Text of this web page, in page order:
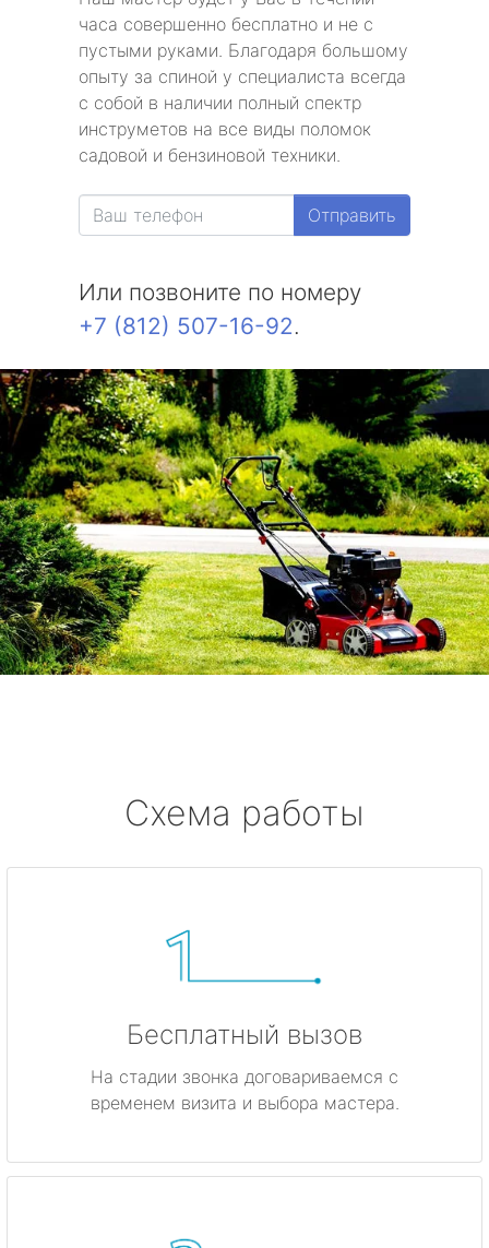
часа совершенно бесплатно и не с
пустыми руками. Благодаря большому
опыту за спиной у специалиста всегда
с собой в наличии полный спектр
инструметов на все виды поломок
садовой и бензиновой техники.
Отправить
Или позвоните по номеру
+7 (812) 507-16-92.
Схема работы
Бесплатный вызов
На стадии звонка договариваемся с
временем визита и выбора мастера.